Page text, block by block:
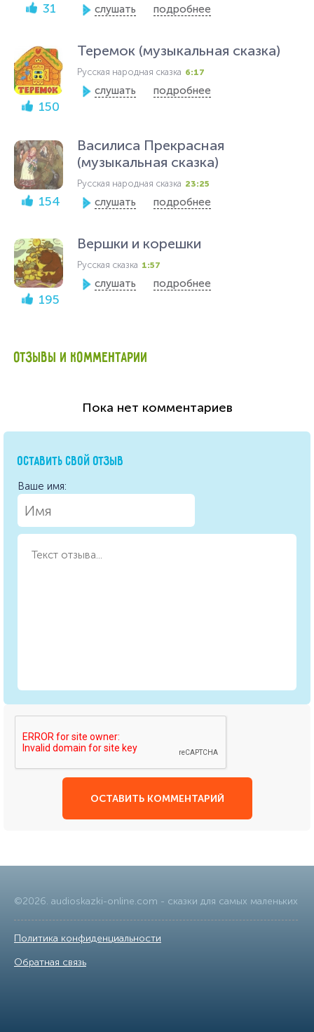
31 слушать подробнее
150
Теремок (музыкальная сказка)
Русская народная сказка 6:17
слушать подробнее
154
Василиса Прекрасная
(музыкальная сказка)
Русская народная сказка 23:25
слушать подробнее
195
Вершки и корешки
Русская сказка 1:57
слушать подробнее
ОТЗЫВЫ И КОММЕНТАРИИ
Пока нет комментариев
ОСТАВИТЬ СВОЙ ОТЗЫВ
Ваше имя:
ОСТАВИТЬ КОММЕНТАРИЙ
©2026. audioskazki-online.com - сказки для самых маленьких
Политика конфиденциальности
Обратная связь